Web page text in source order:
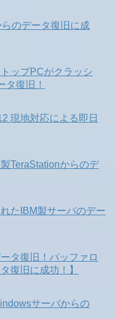
のデータ復旧に成
ップPCがクラッシ
タ復旧！
現地対応による即日
TeraStationからのデ
たIBM製サーバのデー
タ復旧！バッファロ
復旧に成功！】
サーバからの